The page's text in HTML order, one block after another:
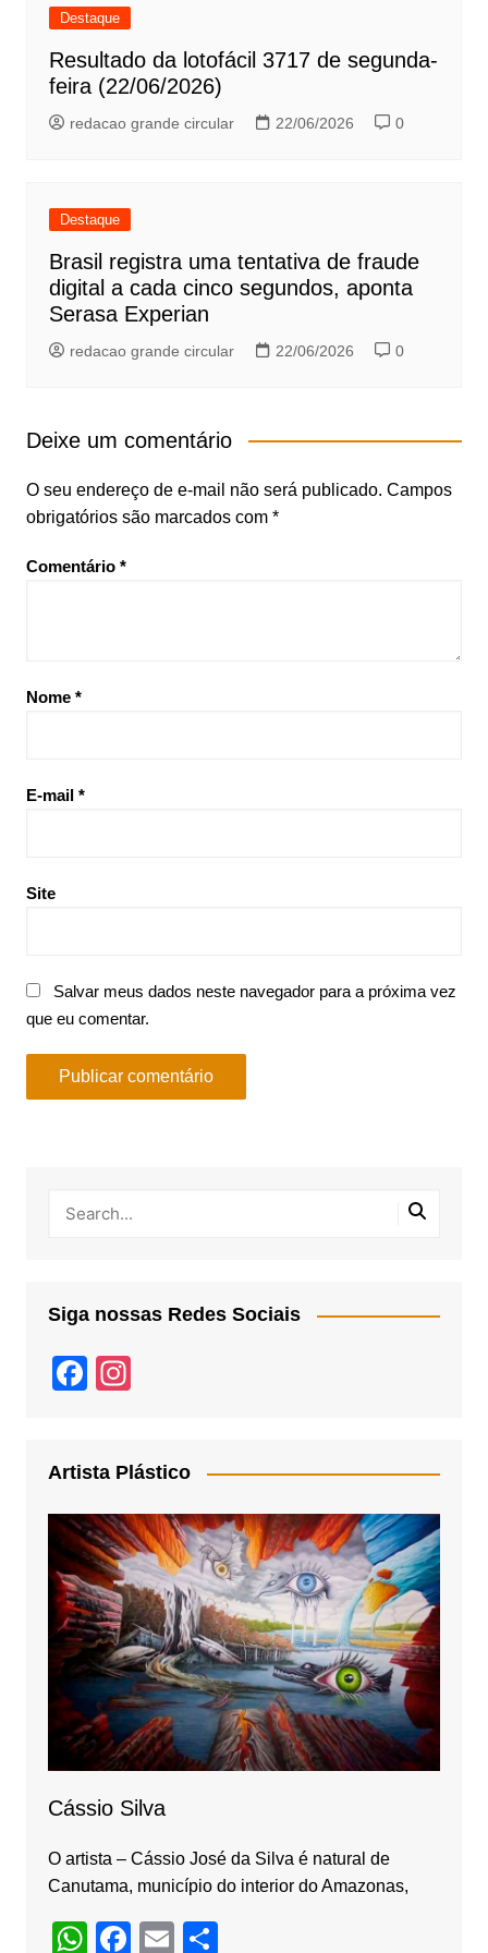
Destaque
Resultado da lotofácil 3717 de segunda-
feira (22/06/2026)
redacao grande circular 22/06/2026 0
Destaque
Brasil registra uma tentativa de fraude
digital a cada cinco segundos, aponta
Serasa Experian
redacao grande circular 22/06/2026 0
Deixe um comentário
O seu endereço de e-mail não será publicado. Campos
obrigatórios são marcados com *
Comentário *
Nome *
E-mail *
Site
Salvar meus dados neste navegador para a próxima vez
que eu comentar.
Siga nossas Redes Sociais
F
e
b
o
o
k
gr
a
m
Artista Plástico
Cássio Silva
O artista – Cássio José da Silva é natural de
Canutama, município do interior do Amazonas,
W
F
E